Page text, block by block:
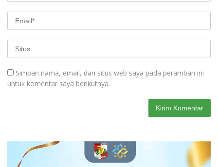
Simpan nama, email, dan situs web saya pada peramban ini
untuk komentar saya berikutnya.